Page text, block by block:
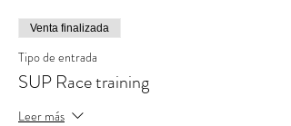
Venta finalizada
Tipo de entrada
SUP Race training
Leer más